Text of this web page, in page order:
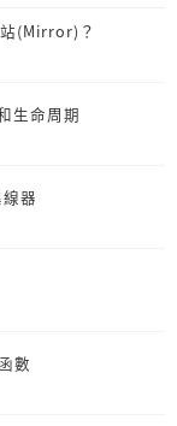
(Mirror)？
生命周期
器
數